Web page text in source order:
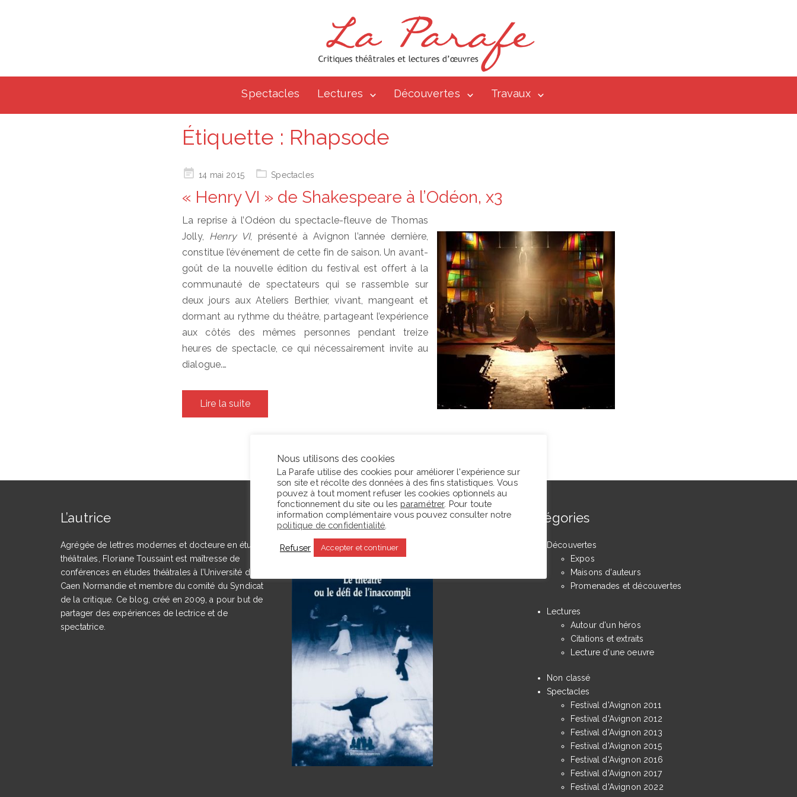
Spectacles Lectures Découvertes Travaux
Étiquette : Rhapsode
Posted14 mai 2015 Spectacles
« Henry VI » de Shakespeare à l’Odéon, x3
La reprise à l’Odéon du spectacle-fleuve de Thomas
Jolly, Henry VI, présenté à Avignon l’année dernière,
constitue l’événement de cette fin de saison. Un avant-
goût de la nouvelle édition du festival est offert à la
communauté de spectateurs qui se rassemble sur
deux jours aux Ateliers Berthier, vivant, mangeant et
dormant au rythme du théâtre, partageant l’expérience
aux côtés des mêmes personnes pendant treize
heures de spectacle, ce qui nécessairement invite au
dialogue.…
Lire la suite
L’autrice
Agrégée de lettres modernes et docteure en études
théâtrales, Floriane Toussaint est maîtresse de
conférences en études théâtrales à l’Université de
Caen Normandie et membre du comité du Syndicat
de la critique. Ce blog, créé en 2009, a pour but de
partager des expériences de lectrice et de
spectatrice.
En ce moment La Parafe lit : Catégories
Découvertes
Expos
Maisons d'auteurs
Promenades et découvertes
Lectures
Autour d'un héros
Citations et extraits
Lecture d'une oeuvre
Non classé
Spectacles
Festival d'Avignon 2011
Festival d'Avignon 2012
Festival d'Avignon 2013
Festival d'Avignon 2015
Festival d'Avignon 2016
Festival d'Avignon 2017
Festival d'Avignon 2022
Nous utilisons des cookies
La Parafe utilise des cookies pour améliorer l'expérience sur
son site et récolte des données à des fins statistiques. Vous
pouvez à tout moment refuser les cookies optionnels au
fonctionnement du site ou les paramétrer. Pour toute
information complémentaire vous pouvez consulter notre
politique de confidentialité
Refuser Accepter et continuer